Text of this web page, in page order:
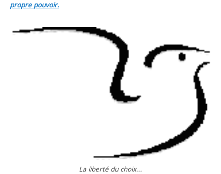
propre pouvoir.
La liberté du choix...